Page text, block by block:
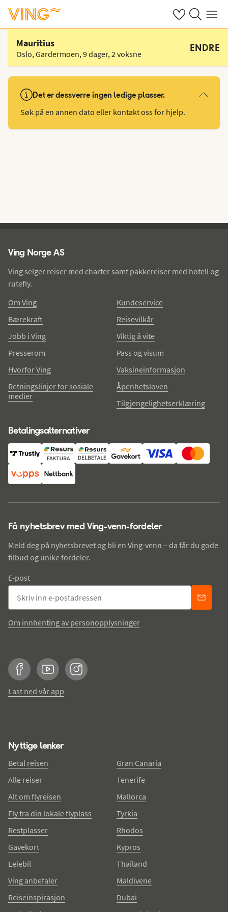
Se dine sparte
Søk påMeny
Velg hotell
Mauritius
Oslo, Gardermoen,9 dager,2 voksne
ENDRE
Det er dessverre ingen ledige plasser.
Søk på en annen dato eller kontakt oss for hjelp.
Ving Norge AS
Ving selger reiser med charter samt pakkereiser med hotell og
rutefly.
Om Ving
Bærekraft
Jobb i Ving
Presserom
Hvorfor Ving
Retningslinjer for sosiale
medier
Kundeservice
Reisevilkår
Viktig å vite
Pass og visum
Vaksineinformasjon
Åpenhetsloven
Tilgjengelighetserklæring
Betalingsalternativer
Få nyhetsbrev med Ving-venn-fordeler
Meld deg på nyhetsbrevet og bli en Ving-venn – da får du gode
tilbud og unike fordeler.
E-post
Om innhenting av personopplysninger
FacebookYouTubeInstagram
Last ned vår app
Nyttige lenker
Betal reisen
Alle reiser
Alt om flyreisen
Fly fra din lokale flyplass
Restplasser
Gavekort
Leiebil
Ving anbefaler
Reiseinspirasjon
Gran Canaria
Tenerife
Mallorca
Tyrkia
Rhodos
Kypros
Thailand
Maldivene
Dubai